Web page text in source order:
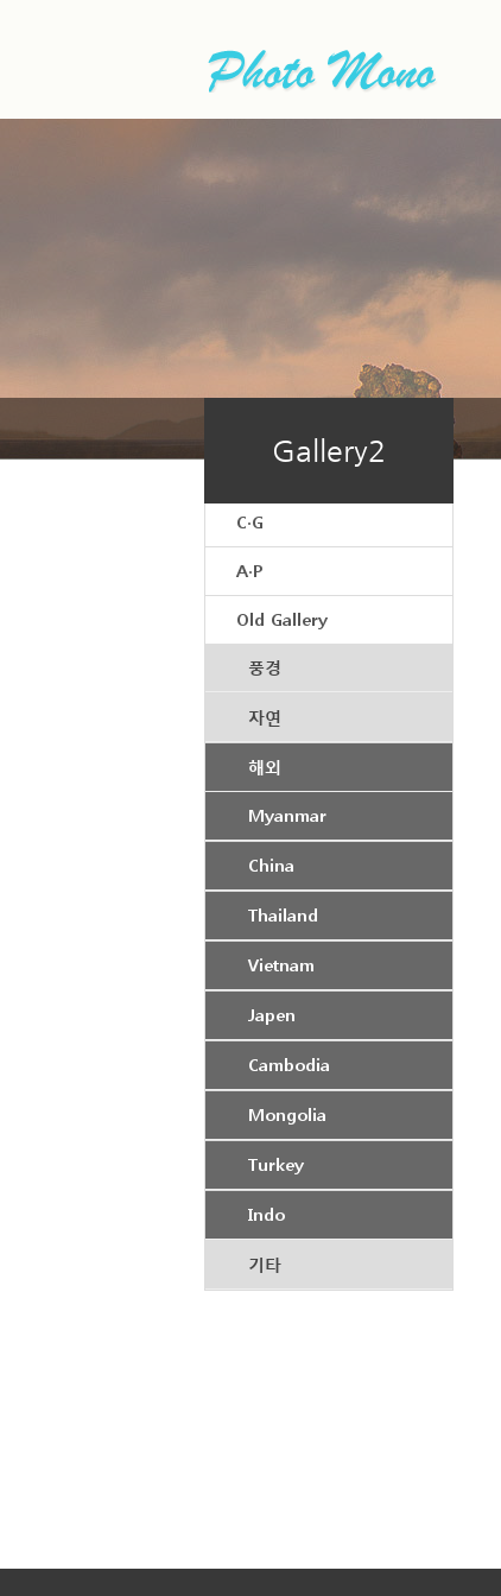
Gallery2
C·G
A·P
Old Gallery
풍경
자연
해외
Myanmar
China
Thailand
Vietnam
Japen
Cambodia
Mongolia
Turkey
Indo
기타